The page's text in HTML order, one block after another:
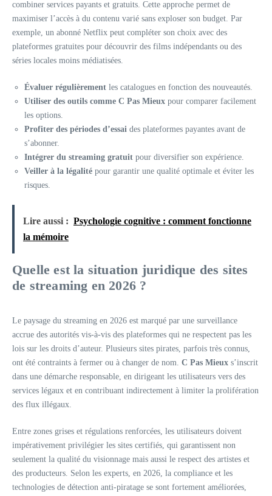
combiner services payants et gratuits. Cette approche permet de
maximiser l’accès à du contenu varié sans exploser son budget. Par
exemple, un abonné Netflix peut compléter son choix avec des
plateformes gratuites pour découvrir des films indépendants ou des
séries locales moins médiatisées.
Évaluer régulièrement les catalogues en fonction des nouveautés.
Utiliser des outils comme C Pas Mieux pour comparer facilement
les options.
Profiter des périodes d’essai des plateformes payantes avant de
s’abonner.
Intégrer du streaming gratuit pour diversifier son expérience.
Veiller à la légalité pour garantir une qualité optimale et éviter les
risques.
Lire aussi : Psychologie cognitive : comment fonctionne
la mémoire
Quelle est la situation juridique des sites
de streaming en 2026 ?
Le paysage du streaming en 2026 est marqué par une surveillance
accrue des autorités vis-à-vis des plateformes qui ne respectent pas les
lois sur les droits d’auteur. Plusieurs sites pirates, parfois très connus,
ont été contraints à fermer ou à changer de nom. C Pas Mieux s’inscrit
dans une démarche responsable, en dirigeant les utilisateurs vers des
services légaux et en contribuant indirectement à limiter la prolifération
des flux illégaux.
Entre zones grises et régulations renforcées, les utilisateurs doivent
impérativement privilégier les sites certifiés, qui garantissent non
seulement la qualité du visionnage mais aussi le respect des artistes et
des producteurs. Selon les experts, en 2026, la compliance et les
technologies de détection anti-piratage se sont fortement améliorées,